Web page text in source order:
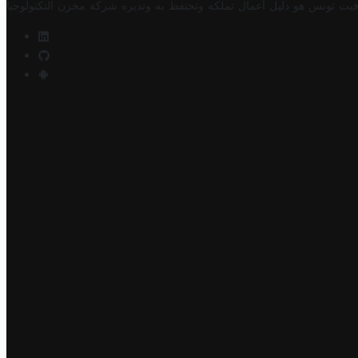
تونس هو دليل أعمال تملكه وتحتفظ به وتديره شركة مخزن التكنولوجيا